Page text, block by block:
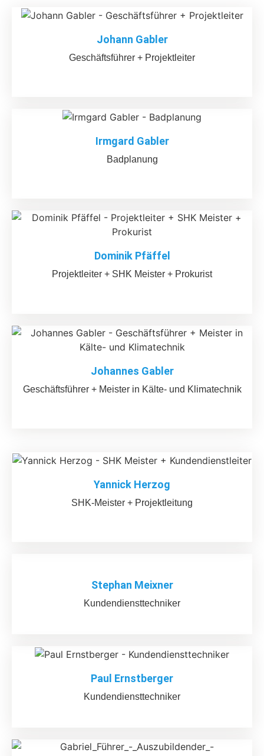
Johann Gabler
Geschäftsführer + Projektleiter
Irmgard Gabler
Badplanung
Dominik Pfäffel
Projektleiter + SHK Meister + Prokurist
Johannes Gabler
Geschäftsführer + Meister in Kälte- und Klimatechnik
Yannick Herzog
SHK-Meister + Projektleitung
Stephan Meixner
Kundendiensttechniker
Paul Ernstberger
Kundendiensttechniker